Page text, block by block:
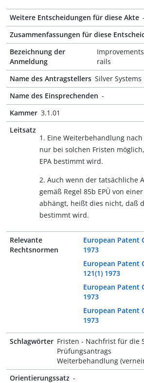
Weitere Entscheidungen für diese Akte -
Zusammenfassungen für diese
Bezeichnung der
Anmeldung
rails
Name des Antragstellers Silver Systems
Name des Einsprechenden -
Kammer 3.1.01
Leitsatz
1. Eine Weiterbehandlung nach
nur bei solchen Fristen
EPA bestimmt wird.
2. Auch wenn der tatsächliche
gemäß Regel 85b EPÜ von
abhängt, heißt dies nicht, daß
bestimmt wird.
Relevante
Rechtsnormen
European Patent
1973
European Patent
121(1) 1973
European Patent
1973
European Patent
1973
Schlagwörter Fristen - Nachfrist für die
Prüfungsantrags
Weiterbehandlung
Orientierungssatz -